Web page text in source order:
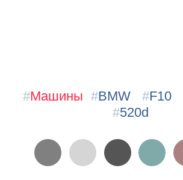
#Машины #BMW #F10
#520d